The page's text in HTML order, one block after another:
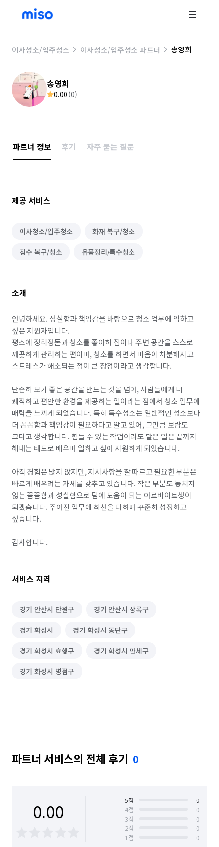
이사청소/입주청소 이사청소/입주청소 파트너 송영희
송영희
0.00 (0)
파트너 정보 후기 자주 묻는 질문
제공 서비스
이사청소/입주청소 화재 복구/청소
침수 복구/청소 유품정리/특수청소
소개
안녕하세요. 성실함과 책임감을 바탕으로 청소 업무에 임하고
싶은 지원자입니다.
평소에 정리정돈과 청소를 좋아해 집이나 주변 공간을 스스로
깨끗하게 관리하는 편이며, 청소를 하면서 마음이 차분해지고
스트레스가 해소되는 점이 큰 장점이라고 생각합니다.
단순히 보기 좋은 공간을 만드는 것을 넘어, 사람들에게 더
쾌적하고 편안한 환경을 제공하는 일이라는 점에서 청소 업무에
매력을 느끼게 되었습니다. 특히 특수청소는 일반적인 청소보다
더 꼼꼼함과 책임감이 필요하다고 알고 있어, 그만큼 보람도
크다고 생각합니다. 힘들 수 있는 작업이라도 맡은 일은 끝까지
해내는 태도로 배우며 일하고 싶어 지원하게 되었습니다.
아직 경험은 많지 않지만, 지시사항을 잘 따르고 필요한 부분은
빠르게 배우려는 자세를 갖추고 있습니다. 작은 부분도 놓치지
않는 꼼꼼함과 성실함으로 팀에 도움이 되는 아르바이트생이
되겠습니다. 주어진 업무에 최선을 다하며 꾸준히 성장하고
싶습니다.
서비스 지역
경기 안산시 단원구 경기 안산시 상록구
경기 화성시 경기 화성시 동탄구
경기 화성시 효행구 경기 화성시 만세구
경기 화성시 병점구
파트너 서비스의 전체 후기 0
0.00 5점
0
4점
0
3점
0
2점
0
1점
0